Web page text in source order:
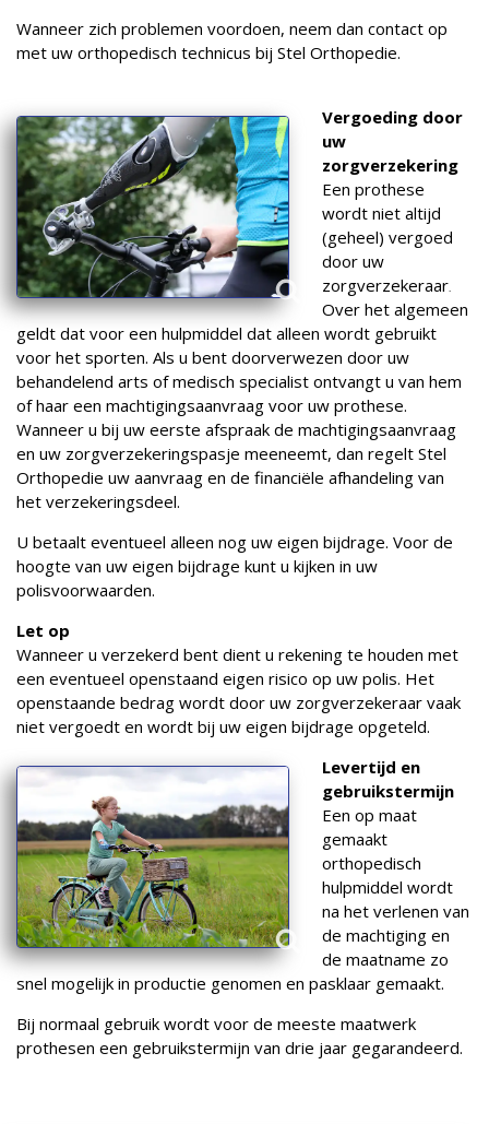
Wanneer zich problemen voordoen, neem dan contact op
met uw orthopedisch technicus bij Stel Orthopedie.
Vergoeding door
uw
zorgverzekering
Een prothese
wordt niet altijd
(geheel) vergoed
door uw
zorgverzekeraar
Over het algemeen
geldt dat voor een hulpmiddel dat alleen wordt gebruikt
voor het sporten. Als u bent doorverwezen door uw
behandelend arts of medisch specialist ontvangt u van hem
of haar een machtigingsaanvraag voor uw prothese.
Wanneer u bij uw eerste afspraak de machtigingsaanvraag
en uw zorgverzekeringspasje meeneemt, dan regelt Stel
Orthopedie uw aanvraag en de financiële afhandeling van
het verzekeringsdeel.
U betaalt eventueel alleen nog uw eigen bijdrage. Voor de
hoogte van uw eigen bijdrage kunt u kijken in uw
polisvoorwaarden.
Let op
Wanneer u verzekerd bent dient u rekening te houden met
een eventueel openstaand eigen risico op uw polis. Het
openstaande bedrag wordt door uw zorgverzekeraar vaak
niet vergoedt en wordt bij uw eigen bijdrage opgeteld.
Levertijd en
gebruikstermijn
Een op maat
gemaakt
orthopedisch
hulpmiddel wordt
na het verlenen van
de machtiging en
de maatname zo
snel mogelijk in productie genomen en pasklaar gemaakt.
Bij normaal gebruik wordt voor de meeste maatwerk
prothesen een gebruikstermijn van drie jaar gegarandeerd.